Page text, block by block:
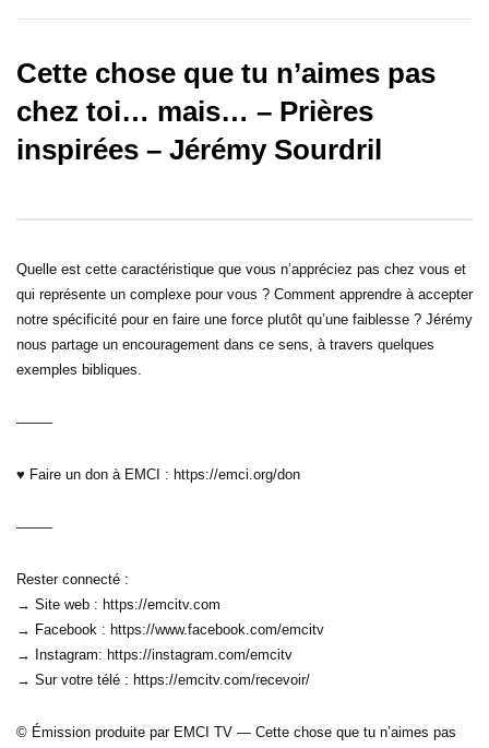
30:32 31:08
Cette chose que tu n’aimes pas
chez toi… mais… – Prières
inspirées – Jérémy Sourdril
Quelle est cette caractéristique que vous n’appréciez pas chez vous et
qui représente un complexe pour vous ? Comment apprendre à accepter
notre spécificité pour en faire une force plutôt qu’une faiblesse ? Jérémy
nous partage un encouragement dans ce sens, à travers quelques
exemples bibliques.
——–
♥ Faire un don à EMCI : https://emci.org/don
——–
Rester connecté :
→ Site web : https://emcitv.com
→ Facebook : https://www.facebook.com/emcitv
→ Instagram: https://instagram.com/emcitv
→ Sur votre télé : https://emcitv.com/recevoir/
© Émission produite par EMCI TV — Cette chose que tu n’aimes pas